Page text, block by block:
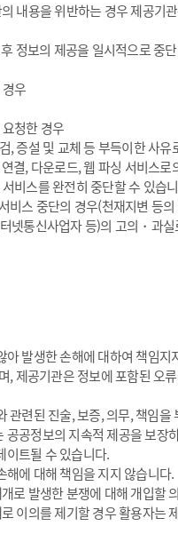
내용을 위반하는 경우 제공기
정보의 제공을 일시적으로 중
우
청한 경우
, 증설 및 교체 등 부득이한 사
결, 다운로드, 웹 파싱 서비스
비스를 완전히 중단할 수 있습
비스 중단의 경우(천재지변 등
넷통신사업자 등)의 고의・과
발생한 손해에 대하여 책임지
제공기관은 정보에 포함된 오
련된 진술, 보증, 의무, 책임을
공정보의 지속적 제공을 보장
이트될 수 있습니다.
에 대해 책임을 지지 않습니다.
로 발생한 분쟁에 대해 개입할
이의를 제기할 경우 활용자는